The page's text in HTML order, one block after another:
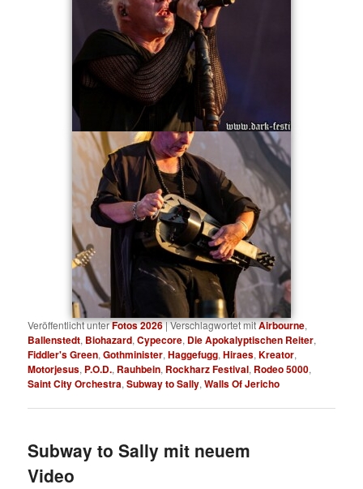
Veröffentlicht unterFotos 2026|Verschlagwortet mitAirbourne,
Ballenstedt, Biohazard,Cypecore, Die Apokalyptischen Reiter,
Fiddler's Green,Gothminister,Haggefugg,Hiraes,Kreator,
Motorjesus, P.O.D., Rauhbein, Rockharz Festival, Rodeo 5000,
Saint City Orchestra,Subway to Sally,Walls Of Jericho
Subway to Sally mit neuem
Video